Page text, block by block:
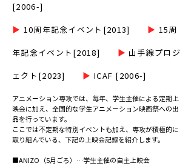
[2006-]
▶︎ 10周年記念イベント[2013] ▶︎ ​15周
年記念イベント[2018]
▶︎ 山手線プロジ
ェクト[2023]
▶ ICAF [2006-]
アニメーション専攻では、毎年、学生主催による定期上
映会に加え、全国的な学生アニメーション映画祭への出
品を行っています。
ここでは不定期な特別イベントも加え、専攻が積極的に
取り組んでいる、下記の上映会記録を紹介します。
■ANIZO（5月ごろ）…学生主催の自主上映会